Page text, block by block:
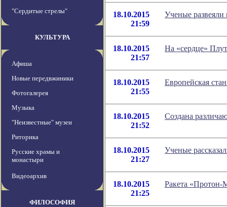
"Сердитые стрелы"
КУЛЬТУРА
Афиша
Новые передвжиники
Фотогалерея
Музыка
"Неизвестные" музеи
Риторика
Русские храмы и
монастыри
Видеоархив
ФИЛОСОФИЯ
18.10.2015
21:59
Ученые развеяли
18.10.2015
21:57
На «сердце»
18.10.2015
21:55
Европейская
18.10.2015
21:52
Создана
18.10.2015
21:27
Ученые
18.10.2015
21:25
Ракета «Протон-